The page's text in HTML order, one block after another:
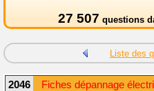
27 507 questions
Liste des
2046 Fiches dépannage